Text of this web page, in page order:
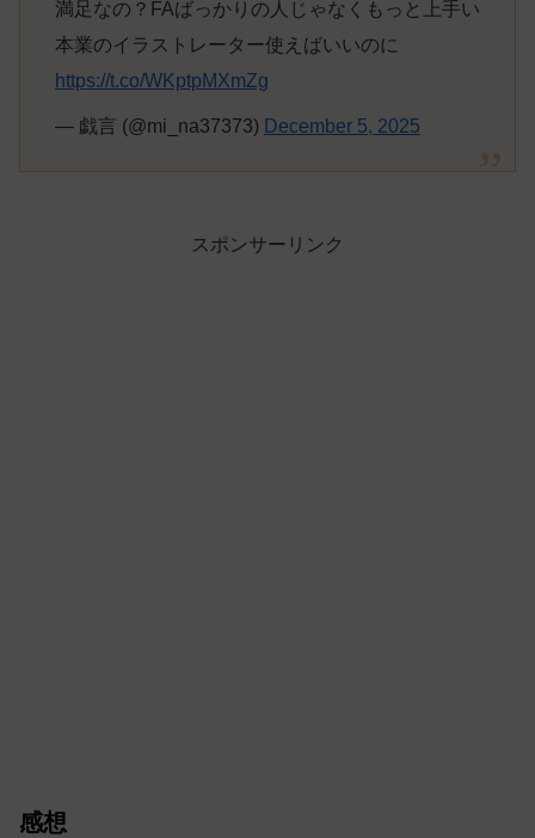
満足なの？FAばっかりの人じゃなくもっと上手い
本業のイラストレーター使えばいいのに
https://t.co/WKptpMXmZg
— 戯言 (@mi_na37373) December 5, 2025
スポンサーリンク
感想